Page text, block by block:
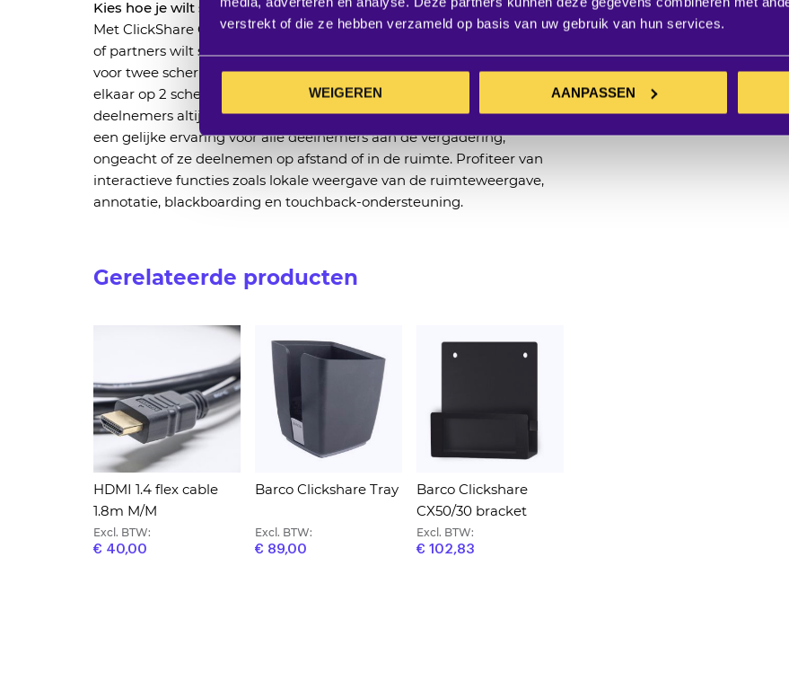
verstrekt of die ze hebben verzameld op basis van uw gebruik van hun services.
WEIGEREN AANPASSEN
Kies hoe je wilt samenwerken
Met ClickShare CX-50 2e generatie kies je zelf hoe je met je collega’s
of partners wilt samenwerken. ClickShare CX-50 biedt ondersteuning
voor twee schermen, waarbij content en gesprekspartners naast
elkaar op 2 schermen worden weergegeven. Zo zijn externe
deelnemers altijd zichtbaar tijdens videovergaderingen. Dit zorgt voor
een gelijke ervaring voor alle deelnemers aan de vergadering,
ongeacht of ze deelnemen op afstand of in de ruimte. Profiteer van
interactieve functies zoals lokale weergave van de ruimteweergave,
annotatie, blackboarding en touchback-ondersteuning.
Gerelateerde producten
HDMI 1.4 flex cable
1.8m M/M
Excl. BTW:
€ 40,00
Barco Clickshare Tray
Excl. BTW:
€ 89,00
Barco Clickshare
CX50/30 bracket
Excl. BTW:
€ 102,83